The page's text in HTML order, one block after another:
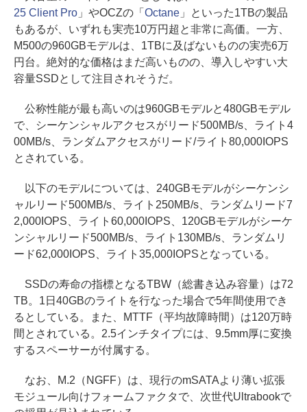
25 Client Pro」やOCZの「 Octane」といった1TBの製品
もあるが、いずれも実売10万円超と非常に高価。一方、
M500の960GBモデルは、1TBに及ばないものの実売6万
円台。絶対的な価格はまだ高いものの、導入しやすい大
容量SSDとして注目されそうだ。
公称性能が最も高いのは960GBモデルと480GBモデル
で、シーケンシャルアクセスがリード500MB/s、ライト4
00MB/s、ランダムアクセスがリード/ライト80,000IOPS
とされている。
以下のモデルについては、240GBモデルがシーケンシ
ャルリード500MB/s、ライト250MB/s、ランダムリード7
2,000IOPS、ライト60,000IOPS、120GBモデルがシーケ
ンシャルリード500MB/s、ライト130MB/s、ランダムリ
ード62,000IOPS、ライト35,000IOPSとなっている。
SSDの寿命の指標となるTBW（総書き込み容量）は72
TB。1日40GBのライトを行なった場合で5年間使用でき
るとしている。また、MTTF（平均故障時間）は120万時
間とされている。2.5インチタイプには、9.5mm厚に変換
するスペーサーが付属する。
なお、M.2（NGFF）は、現行のmSATAより薄い拡張
モジュール向けフォームファクタで、次世代Ultrabookで